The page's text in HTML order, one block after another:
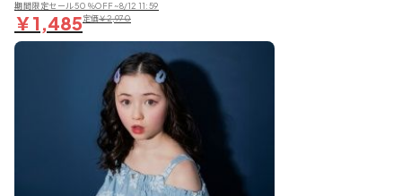
期間限定セール50％OFF~8/12 11:59
￥1,485定価￥2,970